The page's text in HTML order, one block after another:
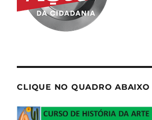
CLIQUE NO QUADRO ABAIXO